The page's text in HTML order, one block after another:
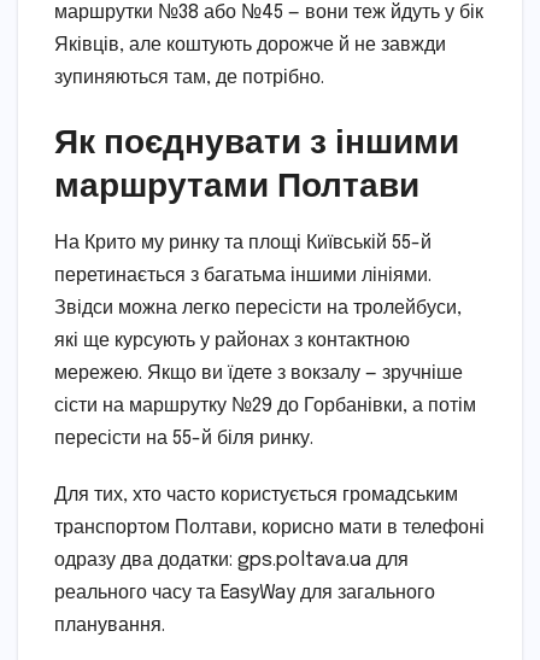
маршрутки №38 або №45 — вони теж йдуть у бік
Яківців, але коштують дорожче й не завжди
зупиняються там, де потрібно.
Як поєднувати з іншими
маршрутами Полтави
На Крито му ринку та площі Київській 55-й
перетинається з багатьма іншими лініями.
Звідси можна легко пересісти на тролейбуси,
які ще курсують у районах з контактною
мережею. Якщо ви їдете з вокзалу — зручніше
сісти на маршрутку №29 до Горбанівки, а потім
пересісти на 55-й біля ринку.
Для тих, хто часто користується громадським
транспортом Полтави, корисно мати в телефоні
одразу два додатки: gps.poltava.ua для
реального часу та EasyWay для загального
планування.